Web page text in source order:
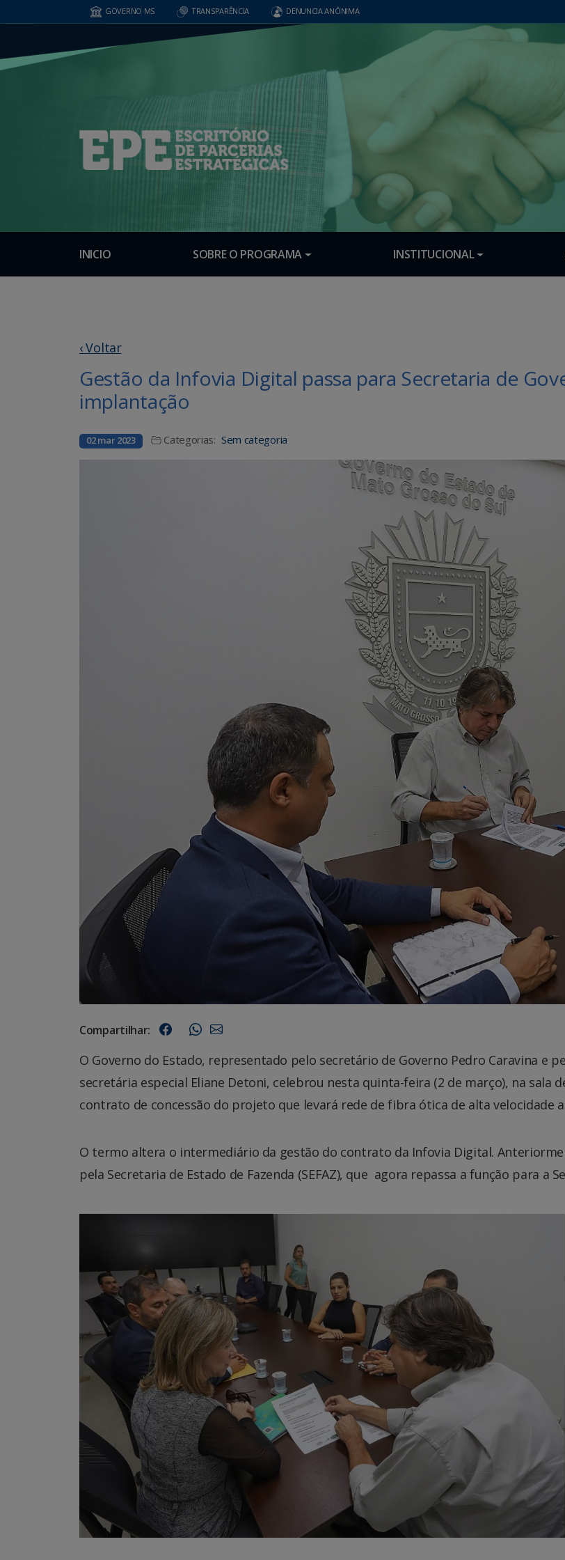
GOVERNO MS TRANSPARÊNCIA DENUNCIA ANÔNIMA
INICIO SOBRE O PROGRAMA INSTITUCIONAL
‹ Voltar
Gestão da Infovia Digital passa para Secretaria de
implantação
02 mar 2023 Categorias: Sem categoria
Compartilhar:
O Governo do Estado, representado pelo secretário de Governo Pedro Caravina e
secretária especial Eliane Detoni, celebrou nesta quinta-feira (2 de março), na sala
contrato de concessão do projeto que levará rede de fibra ótica de alta velocidade
O termo altera o intermediário da gestão do contrato da Infovia Digital.
pela Secretaria de Estado de Fazenda (SEFAZ), que agora repassa a função para a